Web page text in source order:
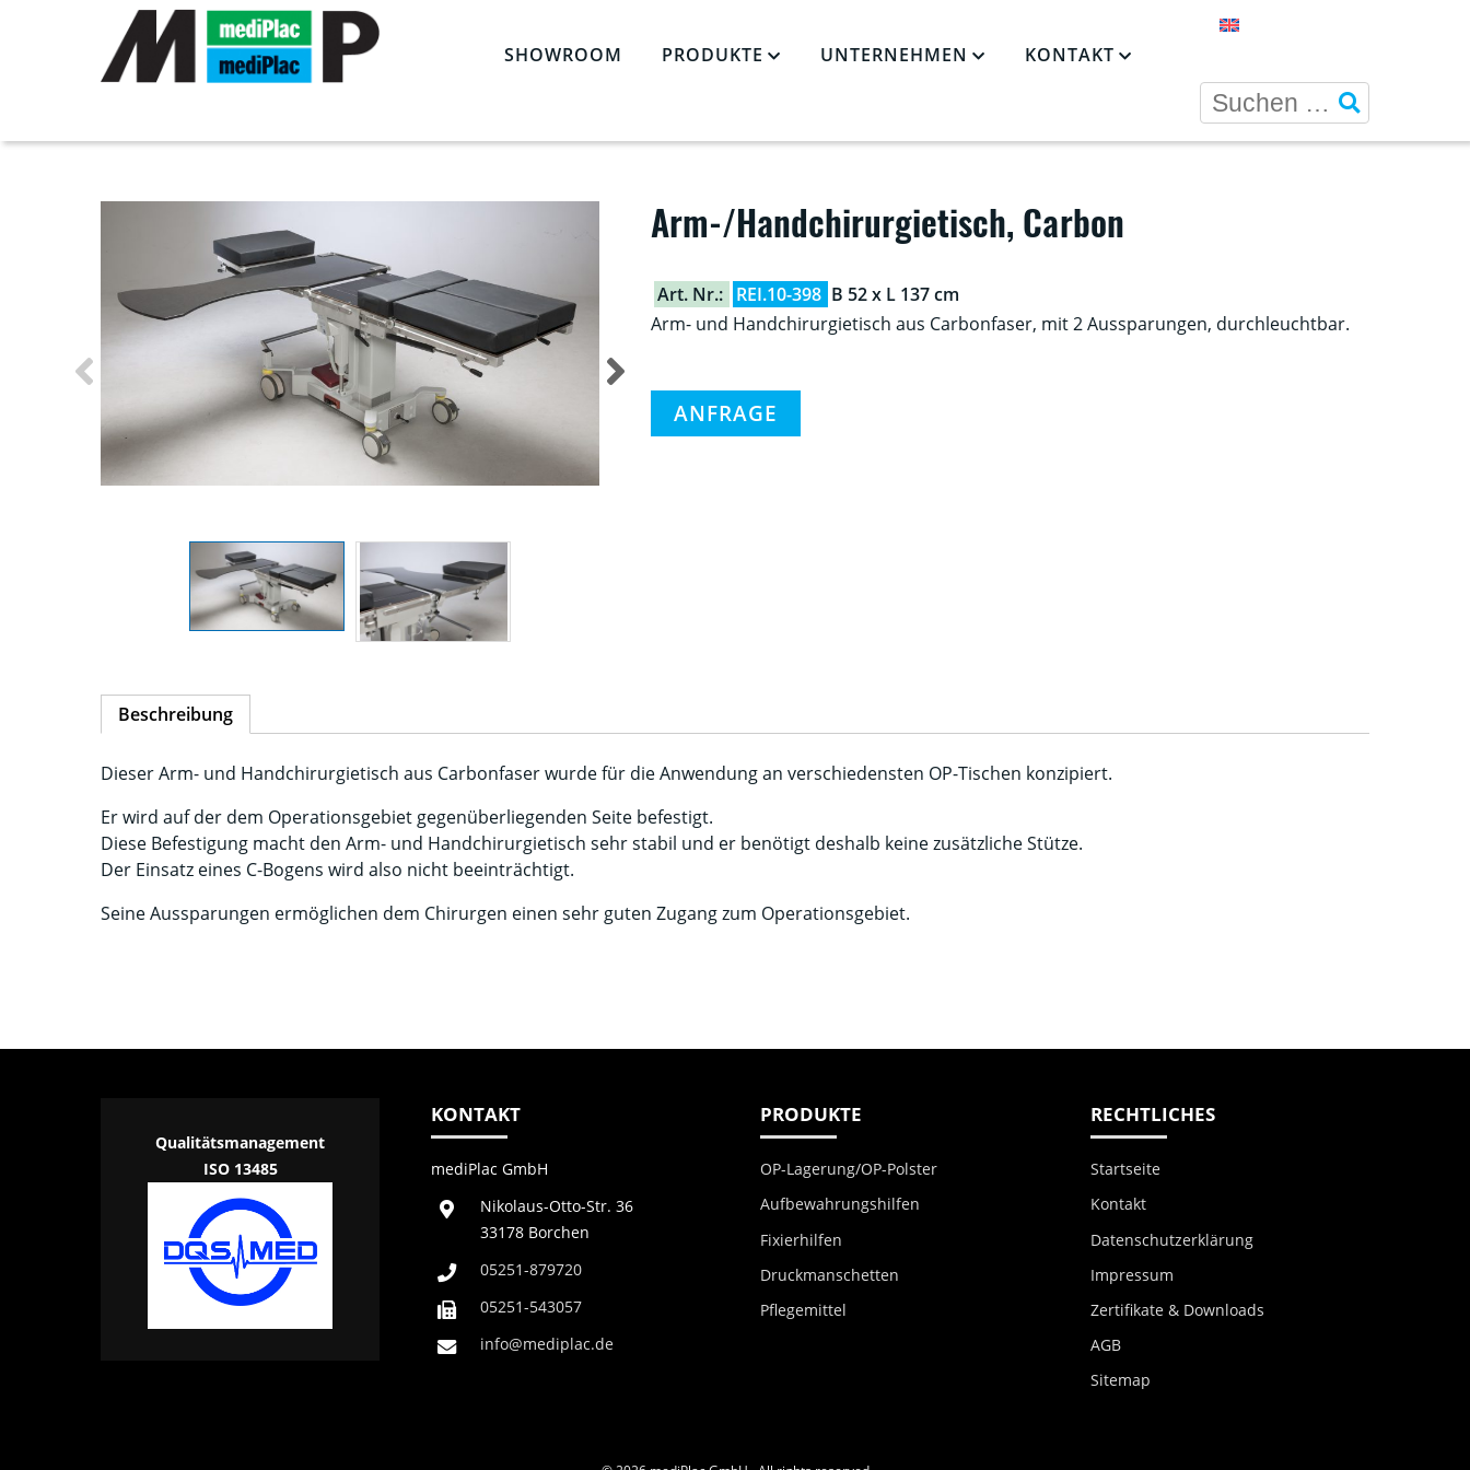
SHOWROOM PRODUKTE UNTERNEHMEN KONTAKT
Arm-/Handchirurgietisch, Carbon
Art. Nr.: REI.10-398 B 52 x L 137 cm
Arm- und Handchirurgietisch aus Carbonfaser, mit 2 Aussparungen, durchleuchtbar.
ANFRAGE
Beschreibung
Dieser Arm- und Handchirurgietisch aus Carbonfaser wurde für die Anwendung an verschiedensten OP-Tischen konzipiert.
Er wird auf der dem Operationsgebiet gegenüberliegenden Seite befestigt.
Diese Befestigung macht den Arm- und Handchirurgietisch sehr stabil und er benötigt deshalb keine zusätzliche Stütze.
Der Einsatz eines C-Bogens wird also nicht beeinträchtigt.
Seine Aussparungen ermöglichen dem Chirurgen einen sehr guten Zugang zum Operationsgebiet.
Qualitätsmanagement
ISO 13485
KONTAKT
mediPlac GmbH
Nikolaus-Otto-Str. 36
33178 Borchen
05251-879720
05251-543057
info@mediplac.de
PRODUKTE
OP-Lagerung/OP-Polster
Aufbewahrungshilfen
Fixierhilfen
Druckmanschetten
Pflegemittel
RECHTLICHES
Startseite
Kontakt
Datenschutzerklärung
Impressum
Zertifikate & Downloads
AGB
Sitemap